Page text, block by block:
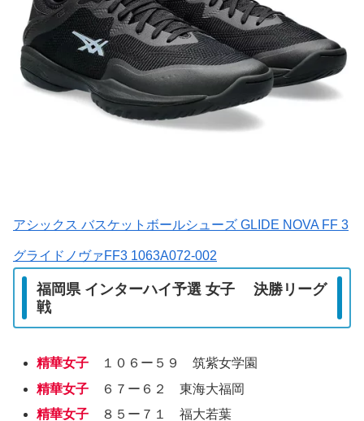
アシックス バスケットボールシューズ GLIDE NOVA FF 3
グライドノヴァFF3 1063A072-002
福岡県 インターハイ予選 女子 決勝リーグ
戦
精華女子 １０６ー５９ 筑紫女学園
精華女子 ６７ー６２ 東海大福岡
精華女子 ８５ー７１ 福大若葉